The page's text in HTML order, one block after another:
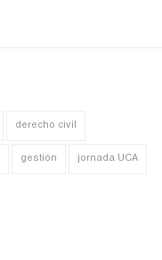
derecho civil
gestión jornada UCA